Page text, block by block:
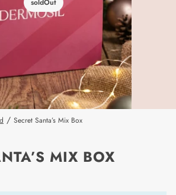
/ Secret Santa’s Mix Box
MIX BOX